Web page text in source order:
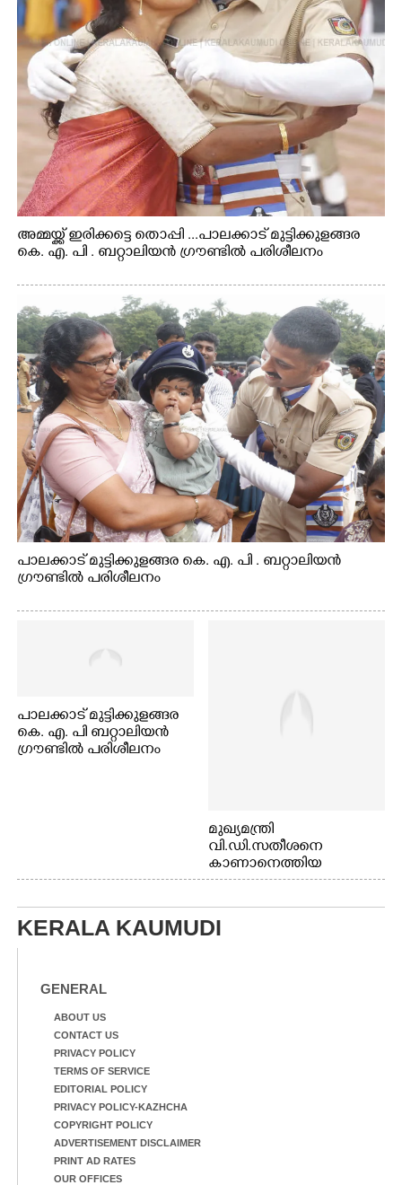
അമ്മയ്ക്ക് ഇരിക്കട്ടെ തൊപ്പി ...പാലക്കാട് മുട്ടിക്കുളങ്ങര
കെ. എ. പി . ബറ്റാലിയൻ ഗ്രൗണ്ടിൽ പരിശീലനം
പാലക്കാട് മുട്ടിക്കുളങ്ങര കെ. എ. പി . ബറ്റാലിയൻ
ഗ്രൗണ്ടിൽ പരിശീലനം
പാലക്കാട് മുട്ടിക്കുളങ്ങര
കെ. എ. പി ബറ്റാലിയൻ
ഗ്രൗണ്ടിൽ പരിശീലനം
മുഖ്യമന്ത്രി
വി.ഡി.സതീശനെ
കാണാനെത്തിയ
മോഹനൻ നായർ
KERALA KAUMUDI
GENERAL
ABOUT US
CONTACT US
PRIVACY POLICY
TERMS OF SERVICE
EDITORIAL POLICY
PRIVACY POLICY-KAZHCHA
COPYRIGHT POLICY
ADVERTISEMENT DISCLAIMER
PRINT AD RATES
OUR OFFICES